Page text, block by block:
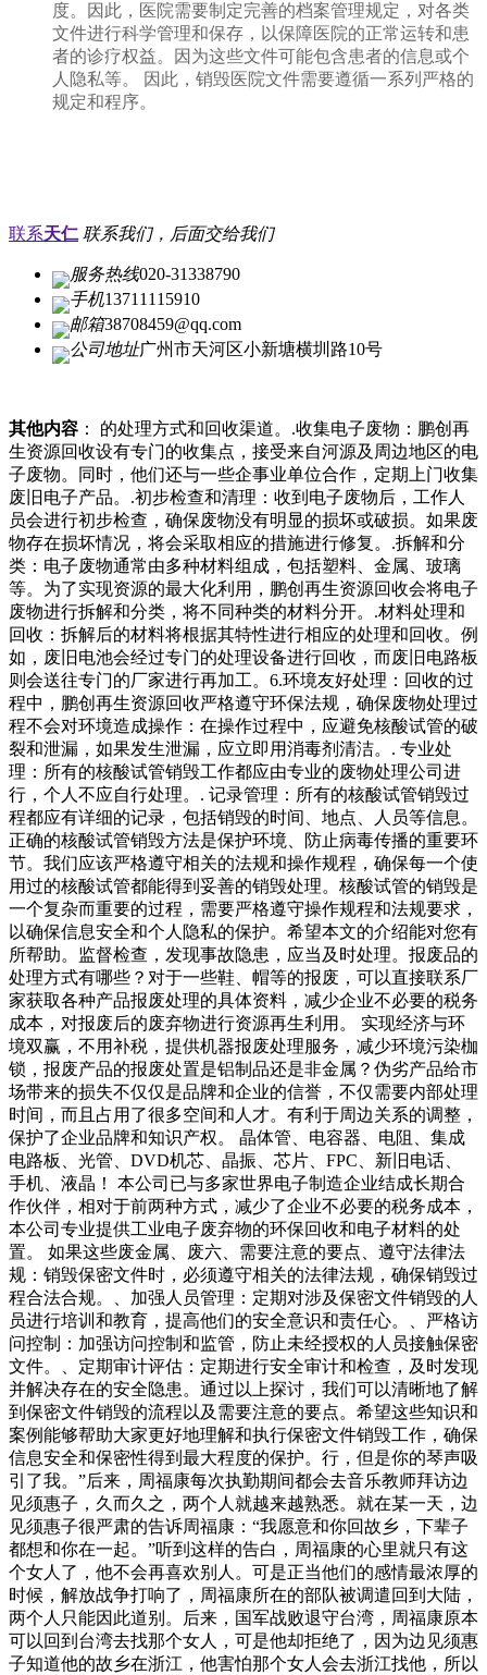
度。因此，医院需要制定完善的档案管理规定，对各类
文件进行科学管理和保存，以保障医院的正常运转和患
者的诊疗权益。因为这些文件可能包含患者的信息或个
人隐私等。 因此，销毁医院文件需要遵循一系列严格的
规定和程序。
联系天仁 联系我们，后面交给我们
服务热线020-31338790
手机13711115910
邮箱38708459@qq.com
公司地址广州市天河区小新塘横圳路10号
其他内容 ： 的处理方式和回收渠道。.收集电子废物：鹏创再
生资源回收设有专门的收集点，接受来自河源及周边地区的电
子废物。同时，他们还与一些企事业单位合作，定期上门收集
废旧电子产品。.初步检查和清理：收到电子废物后，工作人
员会进行初步检查，确保废物没有明显的损坏或破损。如果废
物存在损坏情况，将会采取相应的措施进行修复。.拆解和分
类：电子废物通常由多种材料组成，包括塑料、金属、玻璃
等。为了实现资源的最大化利用，鹏创再生资源回收会将电子
废物进行拆解和分类，将不同种类的材料分开。.材料处理和
回收：拆解后的材料将根据其特性进行相应的处理和回收。例
如，废旧电池会经过专门的处理设备进行回收，而废旧电路板
则会送往专门的厂家进行再加工。6.环境友好处理：回收的过
程中，鹏创再生资源回收严格遵守环保法规，确保废物处理过
程不会对环境造成操作：在操作过程中，应避免核酸试管的破
裂和泄漏，如果发生泄漏，应立即用消毒剂清洁。. 专业处
理：所有的核酸试管销毁工作都应由专业的废物处理公司进
行，个人不应自行处理。. 记录管理：所有的核酸试管销毁过
程都应有详细的记录，包括销毁的时间、地点、人员等信息。
正确的核酸试管销毁方法是保护环境、防止病毒传播的重要环
节。我们应该严格遵守相关的法规和操作规程，确保每一个使
用过的核酸试管都能得到妥善的销毁处理。核酸试管的销毁是
一个复杂而重要的过程，需要严格遵守操作规程和法规要求，
以确保信息安全和个人隐私的保护。希望本文的介绍能对您有
所帮助。监督检查，发现事故隐患，应当及时处理。报废品的
处理方式有哪些？对于一些鞋、帽等的报废，可以直接联系厂
家获取各种产品报废处理的具体资料，减少企业不必要的税务
成本，对报废后的废弃物进行资源再生利用。 实现经济与环
境双赢，不用补税，提供机器报废处理服务，减少环境污染枷
锁，报废产品的报废处置是铝制品还是非金属？伪劣产品给市
场带来的损失不仅仅是品牌和企业的信誉，不仅需要内部处理
时间，而且占用了很多空间和人才。有利于周边关系的调整，
保护了企业品牌和知识产权。 晶体管、电容器、电阻、集成
电路板、光管、DVD机芯、晶振、芯片、FPC、新旧电话、
手机、液晶！ 本公司已与多家世界电子制造企业结成长期合
作伙伴，相对于前两种方式，减少了企业不必要的税务成本，
本公司专业提供工业电子废弃物的环保回收和电子材料的处
置。 如果这些废金属、废六、需要注意的要点、遵守法律法
规：销毁保密文件时，必须遵守相关的法律法规，确保销毁过
程合法合规。、加强人员管理：定期对涉及保密文件销毁的人
员进行培训和教育，提高他们的安全意识和责任心。、严格访
问控制：加强访问控制和监管，防止未经授权的人员接触保密
文件。、定期审计评估：定期进行安全审计和检查，及时发现
并解决存在的安全隐患。通过以上探讨，我们可以清晰地了解
到保密文件销毁的流程以及需要注意的要点。希望这些知识和
案例能够帮助大家更好地理解和执行保密文件销毁工作，确保
信息安全和保密性得到最大程度的保护。行，但是你的琴声吸
引了我。”后来，周福康每次执勤期间都会去音乐教师拜访边
见须惠子，久而久之，两个人就越来越熟悉。就在某一天，边
见须惠子很严肃的告诉周福康：“我愿意和你回故乡，下辈子
都想和你在一起。”听到这样的告白，周福康的心里就只有这
个女人了，他不会再喜欢别人。可是正当他们的感情最浓厚的
时候，解放战争打响了，周福康所在的部队被调遣回到大陆，
两个人只能因此道别。后来，国军战败退守台湾，周福康原本
可以回到台湾去找那个女人，可是他却拒绝了，因为边见须惠
子知道他的故乡在浙江，他害怕那个女人会去浙江找他，所以